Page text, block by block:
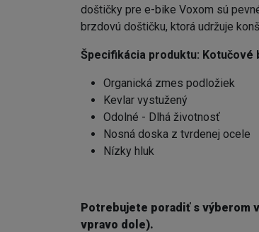
doštičky pre e-bike Voxom sú
brzdovú doštičku, ktorá udržuje
Špecifikácia produktu: Kotučové
Organická zmes podložiek
Kevlar vystužený
Odolné - Dlhá životnosť
Nosná doska z tvrdenej ocele
Nízky hluk
Potrebujete poradiť s výberom
vpravo dole).